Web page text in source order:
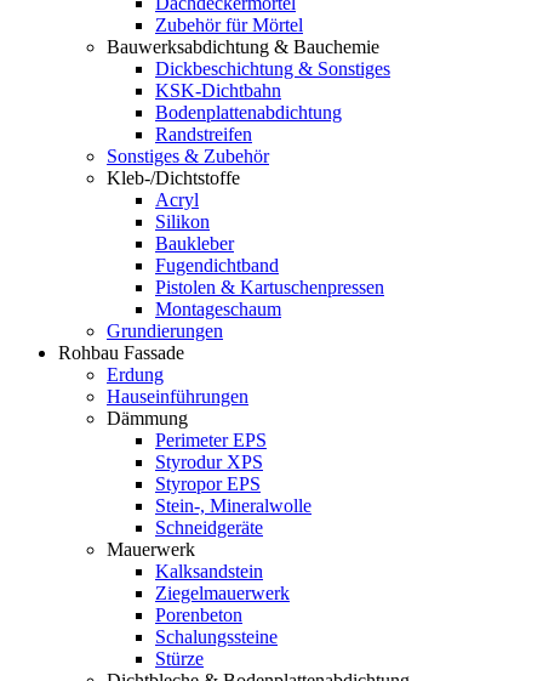
Zubehör für Mörtel
Bauwerksabdichtung & Bauchemie
Dickbeschichtung & Sonstiges
KSK-Dichtbahn
Bodenplattenabdichtung
Randstreifen
Sonstiges & Zubehör
Kleb-/Dichtstoffe
Acryl
Silikon
Baukleber
Fugendichtband
Pistolen & Kartuschenpressen
Montageschaum
Grundierungen
Rohbau Fassade
Erdung
Hauseinführungen
Dämmung
Perimeter EPS
Styrodur XPS
Styropor EPS
Stein-, Mineralwolle
Schneidgeräte
Mauerwerk
Kalksandstein
Ziegelmauerwerk
Porenbeton
Schalungssteine
Stürze